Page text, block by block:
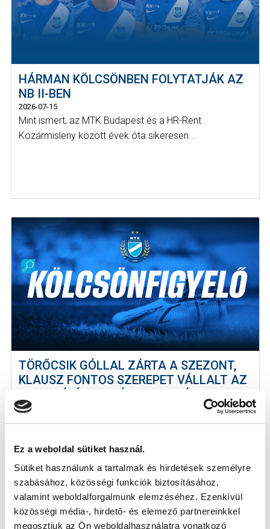
Ez a weboldal sütiket használ.
Sütiket használunk a tartalmak és hirdetések személyre
szabásához, közösségi funkciók biztosításához,
valamint weboldalforgalmunk elemzéséhez. Ezenkívül
közösségi média-, hirdető- és elemező partnereinkkel
megosztjuk az Ön weboldalhasználatra vonatkozó
HÁRMAN KÖLCSÖNBEN FOLYTATJÁK AZ
NB II-BEN
2026-07-15
Mint ismert, az MTK Budapest és a HR-Rent
Kozármisleny között évek óta sikeresen...
TÖRŐCSIK GÓLLAL ZÁRTA A SZEZONT,
KLAUSZ FONTOS SZEREPET VÁLLALT AZ
KÖLCSÖNADOTTAK (VIDEÓ)
2026-05-18
teljesítményét. A szezon során végig...